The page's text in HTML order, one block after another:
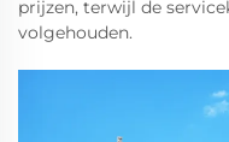
prijzen, terwijl de
volgehouden.